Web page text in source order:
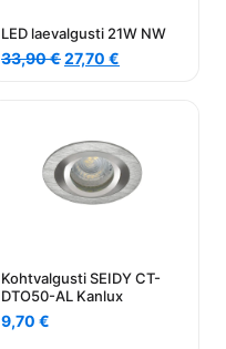
LED laevalgusti 21W NW
33,90€Algne
27,70 €
Kohtvalgusti SEIDY CT-
DTO50-AL Kanlux
9,70 €